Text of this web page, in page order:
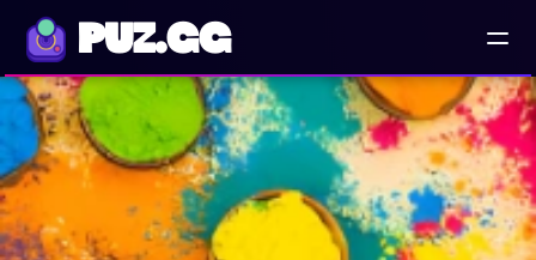
PUZ.GG